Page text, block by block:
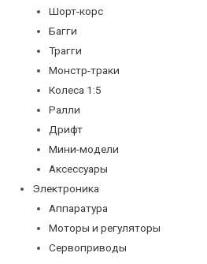
Шорт-корс
Багги
Трагги
Монстр-траки
Колеса 1:5
Ралли
Дрифт
Мини-модели
Аксессуары
Электроника
Аппаратура
Моторы и регуляторы
Сервоприводы